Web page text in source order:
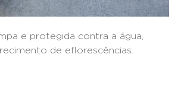
e protegida contra a água,
de eflorescências.